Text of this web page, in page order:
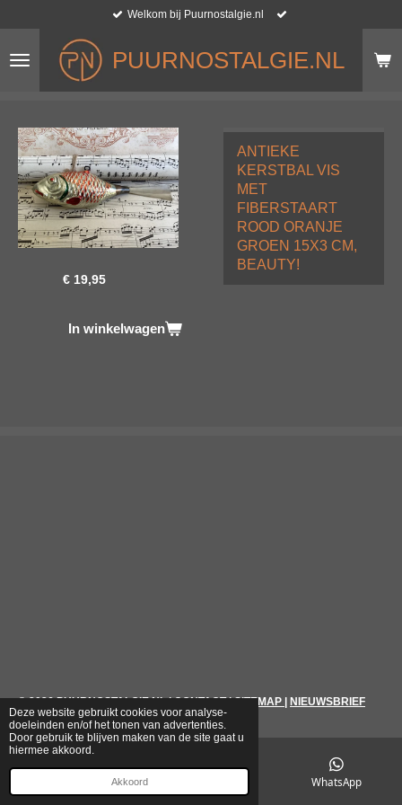
Deze website gebruikt cookies voor analyse-
doeleinden en/of het tonen van advertenties.
Door gebruik te blijven maken van de site gaat u
hiermee akkoord.
Akkoord
naar
hoofdinhoud
PUURNOSTALGIE.NL
Welkom bij Puurnostalgie.nl
ANTIEKE
KERSTBAL VIS
MET
FIBERSTAART
ROOD ORANJE
GROEN 15X3 CM,
BEAUTY!
€ 19,95
In winkelwagen
© 2026 PUURNOSTALGIE.NL|CONTACT|SITEMAP NIEUWSBRIEF
WhatsApp